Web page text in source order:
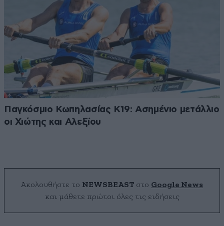
Παγκόσμιο Κωπηλασίας Κ19: Ασημένιο μετάλλιο
οι Χιώτης και Αλεξίου
Ακολουθήστε το NEWSBEAST στο Google News
και μάθετε πρώτοι όλες τις ειδήσεις